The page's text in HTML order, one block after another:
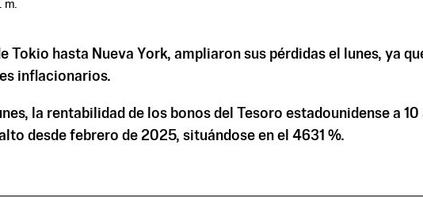
m.
Tokio hasta Nueva York, ampliaron sus pérdidas el lunes, ya
inflacionarios.
la rentabilidad de los bonos del Tesoro estadounidense a
desde febrero de 2025, situándose en el 4631 %.